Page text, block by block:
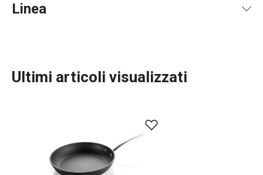
Linea
Cucinare
Ultimi articoli visualizzati